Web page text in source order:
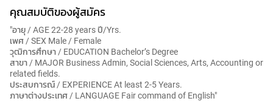
คุณสมบัติของผู้สมัคร
"อายุ / AGE 22-28 years ปี/Yrs.
เพศ / SEX Male / Female
วุฒิการศึกษา / EDUCATION Bachelor’s Degree
สาขา / MAJOR Business Admin, Social Sciences, Arts, Accounting or
related fields.
ประสบการณ์ / EXPERIENCE At least 2-5 Years.
ภาษาต่างประเทศ / LANGUAGE Fair command of English"